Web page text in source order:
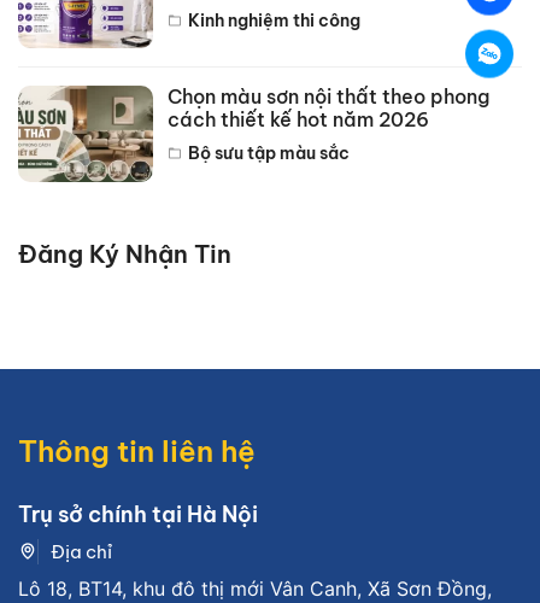
Kinh nghiệm thi công
Chọn màu sơn nội thất theo phong
cách thiết kế hot năm 2026
Bộ sưu tập màu sắc
Đăng Ký Nhận Tin
Thông tin liên hệ
Trụ sở chính tại Hà Nội
Địa chỉ
Lô 18, BT14, khu đô thị mới Vân Canh, Xã Sơn Đồng,